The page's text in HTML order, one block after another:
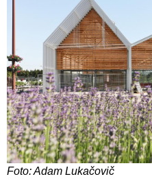
Foto: Adam Lukačovič